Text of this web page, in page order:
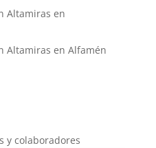
Altamiras en
Altamiras en Alfamén